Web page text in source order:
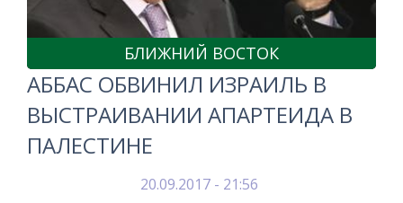
БЛИЖНИЙ ВОСТОК
АББАС ОБВИНИЛ ИЗРАИЛЬ В
ВЫСТРАИВАНИИ АПАРТЕИДА В
ПАЛЕСТИНЕ
20.09.2017 - 21:56